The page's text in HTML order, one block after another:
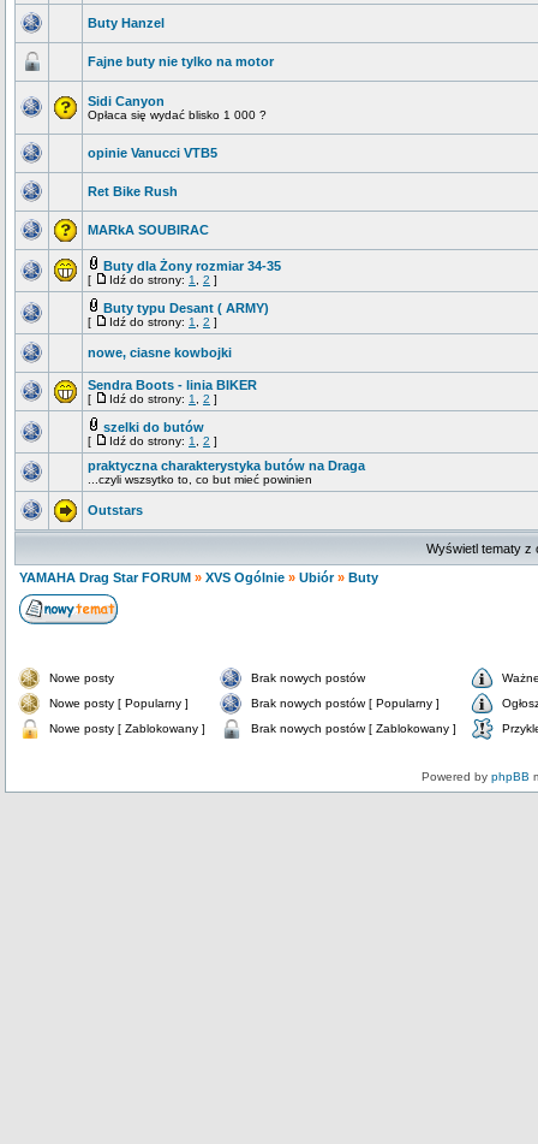
Buty Hanzel
Fajne buty nie tylko na motor
Sidi Canyon
Opłaca się wydać blisko 1 000 ?
opinie Vanucci VTB5
Ret Bike Rush
MARkA SOUBIRAC
Buty dla Żony rozmiar 34-35
[ Idź do strony: 1 2 ]
Buty typu Desant ( ARMY)
[ Idź do strony: 1 2 ]
nowe, ciasne kowbojki
Sendra Boots - linia BIKER
[ Idź do strony: 1 2 ]
szelki do butów
[ Idź do strony: 1 2 ]
praktyczna charakterystyka butów na Draga
...czyli wszsytko to, co but mieć powinien
Outstars
Wyświetl tematy z
YAMAHA Drag Star FORUM » XVS Ogólnie » Ubiór» Buty
Nowe posty Brak nowych postów
Nowe posty [ Popularny ]
Brak nowych postów [ Popularny ]
Nowe posty [ Zablokowany ]
Brak nowych postów [ Zablokowany ]
Powered by phpBB